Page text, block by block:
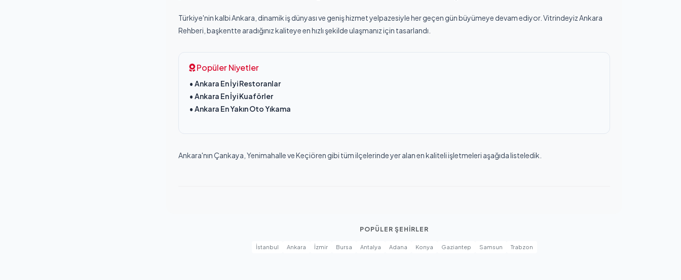
Türkiye'nin kalbi Ankara, dinamik iş dünyası ve geniş hizmet yelpazesiyle her geçen gün büyümeye devam ediyor. Vitrindeyiz Ankara
Rehberi, başkentte aradığınız kaliteye en hızlı şekilde ulaşmanız için tasarlandı.
Popüler Niyetler
• Ankara En İyi Restoranlar
• Ankara En İyi Kuaförler
• Ankara En Yakın Oto Yıkama
Ankara'nın Çankaya, Yenimahalle ve Keçiören gibi tüm ilçelerinde yer alan en kaliteli işletmeleri aşağıda listeledik.
POPÜLER ŞEHİRLER
İstanbul Ankara İzmir Bursa Antalya Adana Konya Gaziantep Samsun Trabzon